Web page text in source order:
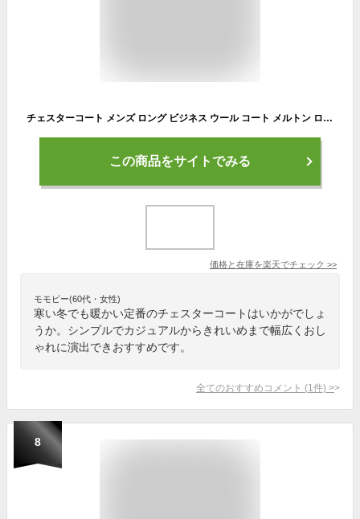
チェスターコート メンズ ロング ビジネス ウール コート メルトン ロングコート ダブル アウター 服 ジャケット ロング丈 ベージュ ブラック グレー チャコール 黒 きれいめ カジュアル 秋 秋服 秋物 冬 冬服 冬物
この商品をサイトでみる
価格と在庫を楽天でチェック >>
モモピー(60代・女性)
寒い冬でも暖かい定番のチェスターコートはいかがでしょ
うか。シンプルでカジュアルからきれいめまで幅広くおし
ゃれに演出できおすすめです。
全てのおすすめコメント (1 件) >
8